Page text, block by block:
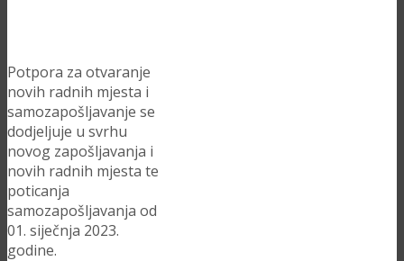
Potpora za otvaranje
novih radnih mjesta i
samozapošljavanje se
dodjeljuje u svrhu
novog zapošljavanja i
novih radnih mjesta te
poticanja
samozapošljavanja od
01. siječnja 2023.
godine.